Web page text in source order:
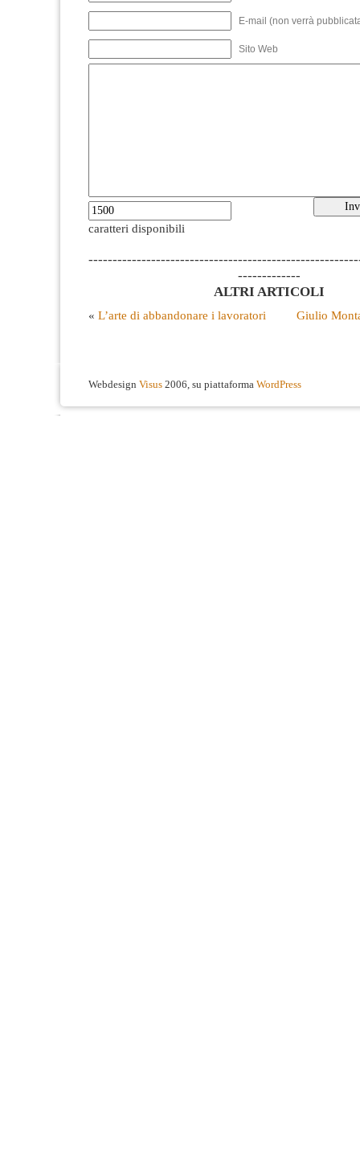
E-mail (non verrà
Sito Web
caratteri disponibili
-------------
ALTRI ARTICOLI
« L’arte di abbandonare i lavoratori Giulio
Webdesign Visus 2006, su piattaforma WordPress